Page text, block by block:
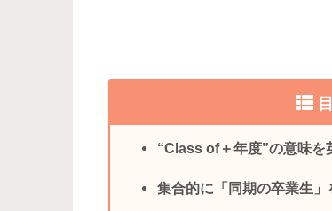
“Class of＋年度”の意味を
集合的に「同期の卒業生